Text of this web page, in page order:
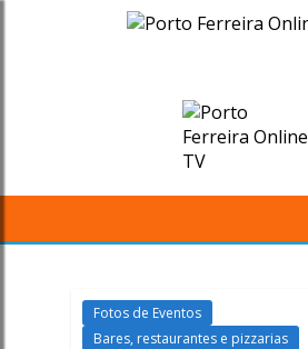
Barão
11/06/2026
Online
Fotos de Eventos
Bares, restaurantes e pizzarias